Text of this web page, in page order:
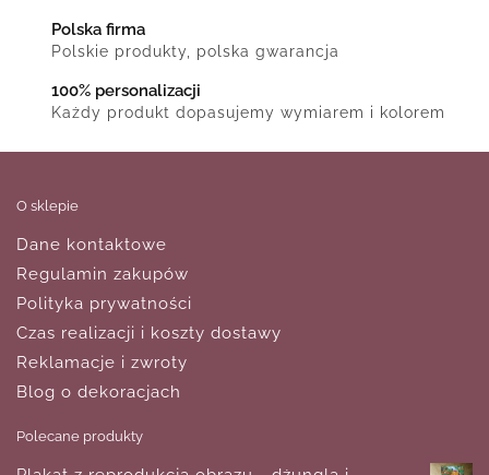
Polska firma
Polskie produkty, polska gwarancja
100% personalizacji
Każdy produkt dopasujemy wymiarem i kolorem
O sklepie
Dane kontaktowe
Regulamin zakupów
Polityka prywatności
Czas realizacji i koszty dostawy
Reklamacje i zwroty
Blog o dekoracjach
Polecane produkty